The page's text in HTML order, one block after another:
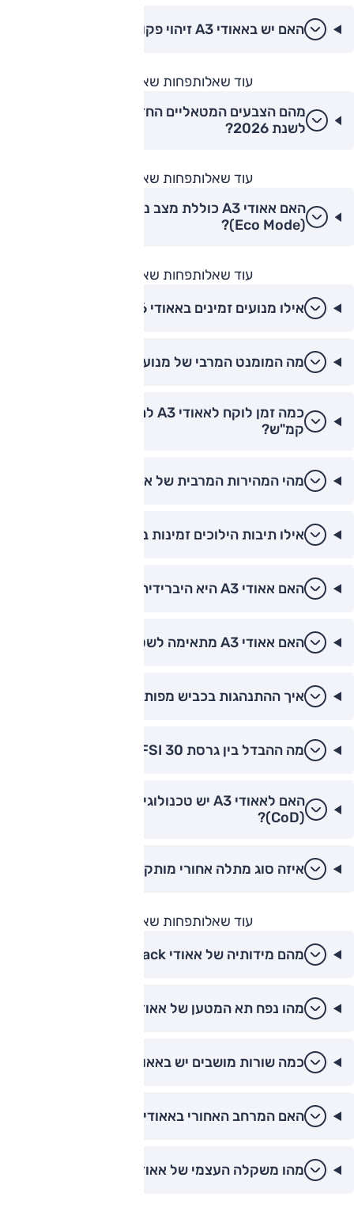
האם יש באאודי A3 זיהוי פקודות קוליות בטבעיות?
עוד שאלותפחות שאלות
לשנת 2026?
עוד שאלותפחות שאלות
האם אאודי A3 כוללת מצב נהיגה לחיסכון מרבי
(Eco Mode)?
עוד שאלותפחות שאלות
אילו מנועים זמינים באאודי A3 2026?
מה המומנט המרבי של מנועי אאודי A3?
קמ"ש?
מהי המהירות המרבית של אאודי A3?
אילו תיבות הילוכים זמינות באאודי A3?
האם אאודי A3 היא היברידית?
האם אאודי A3 מתאימה לשטח?
איך ההתנהגות בכביש מפותל של אאודי A3?
מה ההבדל בין גרסת 30 TFSI ל-35 TFSI?
האם לאאודי A3 יש טכנולוגיית ניתוק צילינדרים
(CoD)?
איזה סוג מתלה אחורי מותקן באאודי A3 החדשה?
עוד שאלותפחות שאלות
מהם מידותיה של אאודי A3 Sportback?
מהו נפח תא המטען של אאודי A3?
כמה שורות מושבים יש באאודי A3?
האם המרחב האחורי באאודי A3 נוח?
מהו משקלה העצמי של אאודי A3?